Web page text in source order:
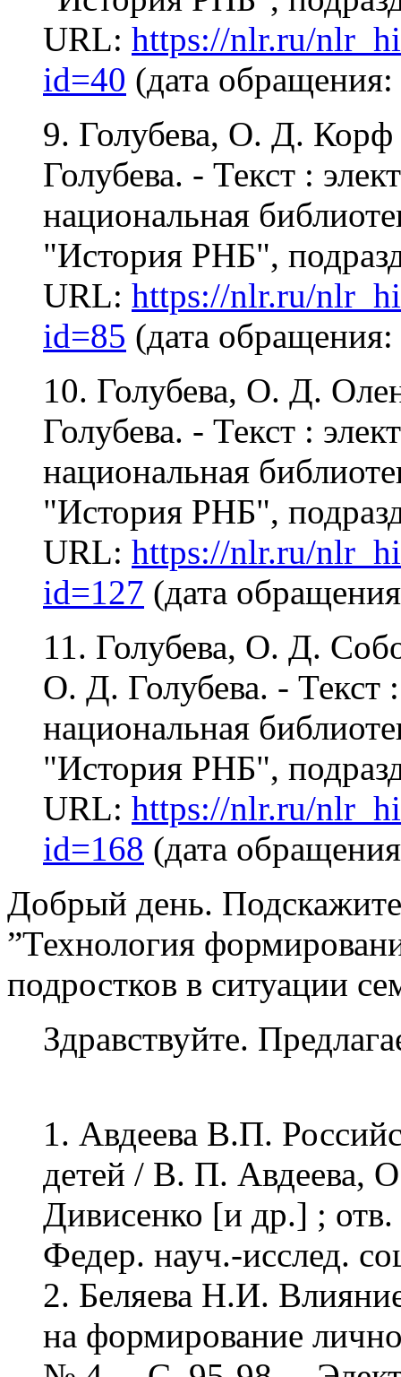
URL: https://nlr.ru/
id=40 (дата
9. Голубева, О. Д.
Голубева. - Текст :
национальная
"История РНБ",
URL: https://nlr.ru/
id=85 (дата
10. Голубева, О. Д.
Голубева. - Текст :
национальная
"История РНБ",
URL: https://nlr.ru/
id=127 (дата
11. Голубева, О. Д.
О. Д. Голубева. - Текст
национальная
"История РНБ",
URL: https://nlr.ru/
id=168 (дата
Добрый день.
”Технология
подростков в ситуации
Здравствуйте.
1. Авдеева В.П.
детей / В. П. Авдеева,
Дивисенко [и др.] ;
Федер. науч.-исслед.
2. Беляева Н.И.
на формирование